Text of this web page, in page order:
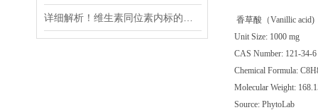
香草酸（Vanillic acid)
Unit Size: 1000 mg
CAS Number: 121-34-6
Chemical Formula:
Molecular Weight:
Source: PhytoLab